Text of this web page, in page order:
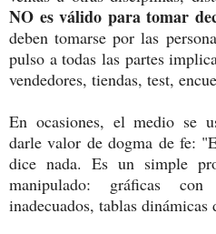
NO es válido para tomar
deben tomarse por las
pulso a todas las partes
vendedores, tiendas, test,
En ocasiones, el medio se
darle valor de dogma de fe:
dice nada. Es un simple
manipulado: gráficas
inadecuados, tablas